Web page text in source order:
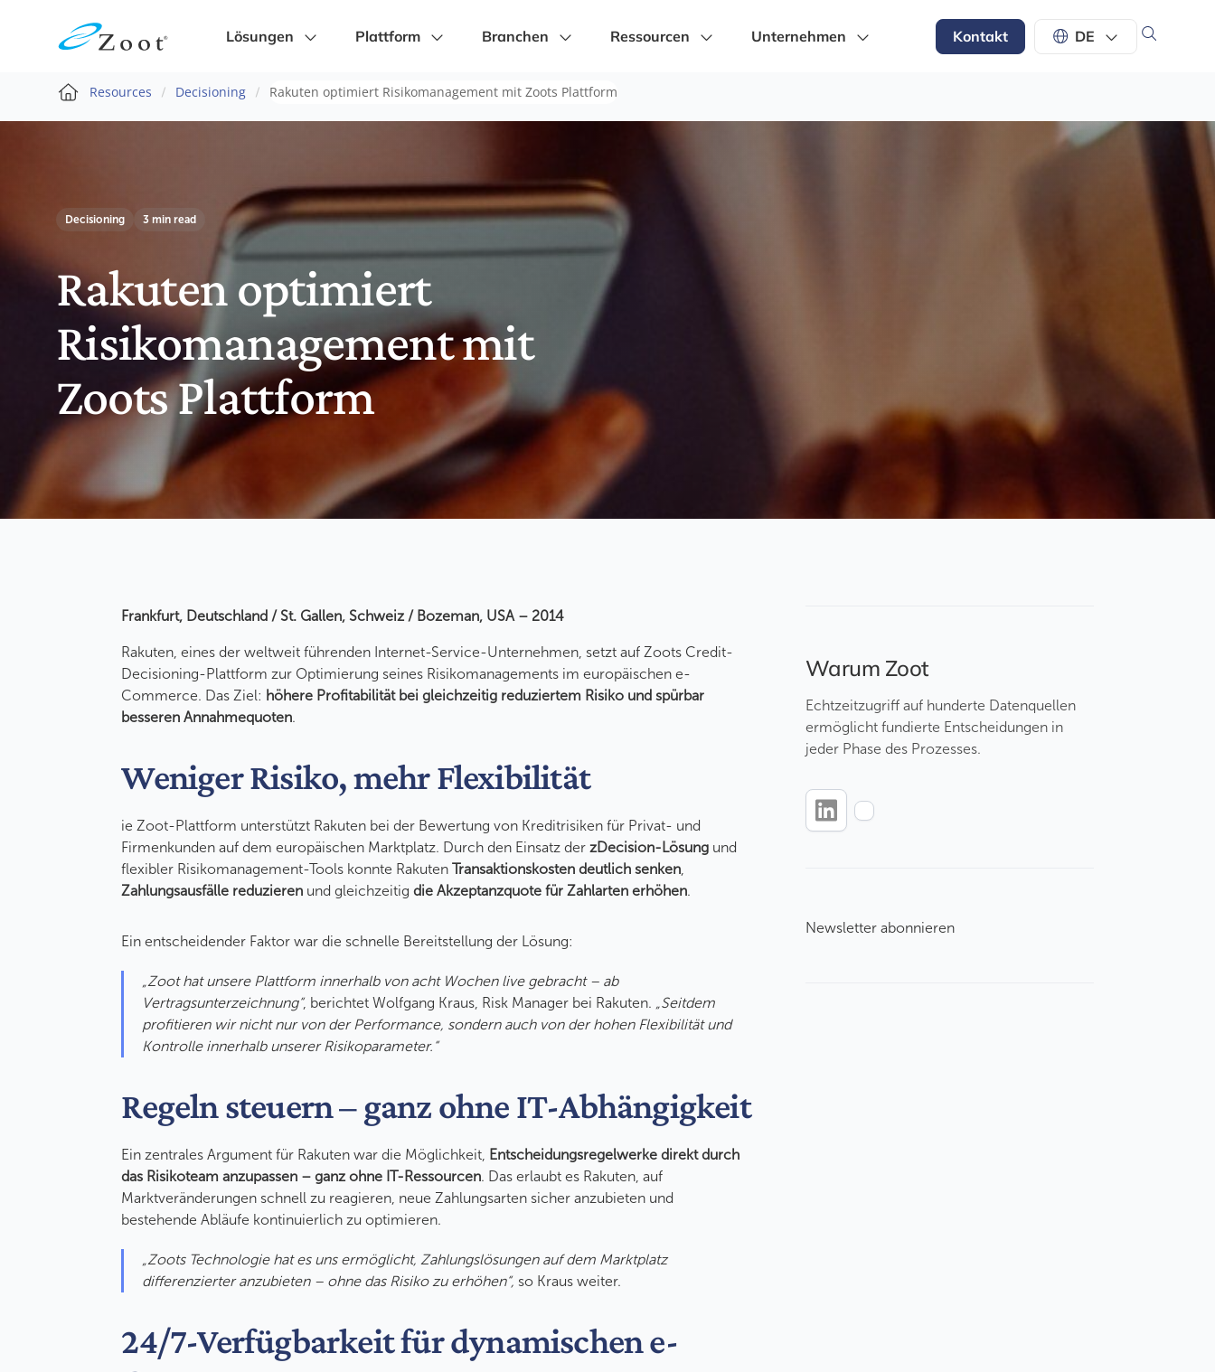
Lösungen Plattform Branchen Ressourcen Unternehmen Kontakt DE
Resources Decisioning Rakuten optimiert Risikomanagement mit Zoots Plattform
Decisioning 3 min read
Rakuten optimiert
Risikomanagement mit
Zoots Plattform
Frankfurt, Deutschland / St. Gallen, Schweiz / Bozeman, USA – 2014
Rakuten, eines der weltweit führenden Internet-Service-Unternehmen, setzt auf Zoots Credit-
Decisioning-Plattform zur Optimierung seines Risikomanagements im europäischen e-
Commerce. Das Ziel: höhere Profitabilität bei gleichzeitig reduziertem Risiko und spürbar
besseren Annahmequoten.
Weniger Risiko, mehr Flexibilität
ie Zoot-Plattform unterstützt Rakuten bei der Bewertung von Kreditrisiken für Privat- und
Firmenkunden auf dem europäischen Marktplatz. Durch den Einsatz derzDecision-Lösung und
flexibler Risikomanagement-Tools konnte RakutenTransaktionskosten deutlich senken,
Zahlungsausfälle reduzieren und gleichzeitigdie Akzeptanzquote für Zahlarten erhöhen.
Ein entscheidender Faktor war die schnelle Bereitstellung der Lösung:
„Zoot hat unsere Plattform innerhalb von acht Wochen live gebracht – ab
Vertragsunterzeichnung“, berichtet Wolfgang Kraus, Risk Manager bei Rakuten. „Seitdem
profitieren wir nicht nur von der Performance, sondern auch von der hohen Flexibilität und
Kontrolle innerhalb unserer Risikoparameter.“
Regeln steuern – ganz ohne IT-Abhängigkeit
Ein zentrales Argument für Rakuten war die Möglichkeit, Entscheidungsregelwerke direkt durch
das Risikoteam anzupassen – ganz ohne IT-Ressourcen. Das erlaubt es Rakuten, auf
Marktveränderungen schnell zu reagieren, neue Zahlungsarten sicher anzubieten und
bestehende Abläufe kontinuierlich zu optimieren.
„Zoots Technologie hat es uns ermöglicht, Zahlungslösungen auf dem Marktplatz
differenzierter anzubieten – ohne das Risiko zu erhöhen“, so Kraus weiter.
24/7-Verfügbarkeit für dynamischen e-
Warum Zoot
Echtzeitzugriff auf hunderte Datenquellen
ermöglicht fundierte Entscheidungen in
jeder Phase des Prozesses.
Newsletter abonnieren